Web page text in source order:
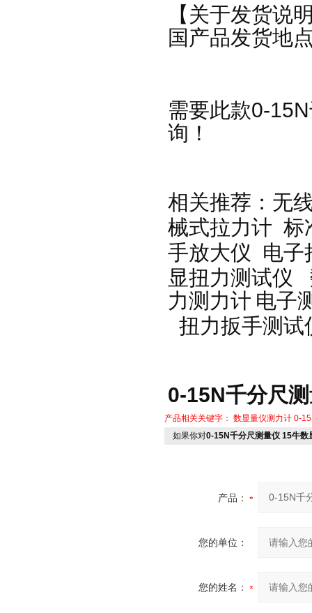
【关于发货说
国产品发货地
需要此款0-
询 ！
相关推荐： 无
械式拉力计 标
手放大仪
电
显扭力测试仪
力测力计 电子
扭力扳手测试
0-15N千分尺
产品相关关键字： 数显量仪测力计 0-
如果你对0-15N千分尺测量仪 15牛数
产品：
您的单位：
您的姓名：